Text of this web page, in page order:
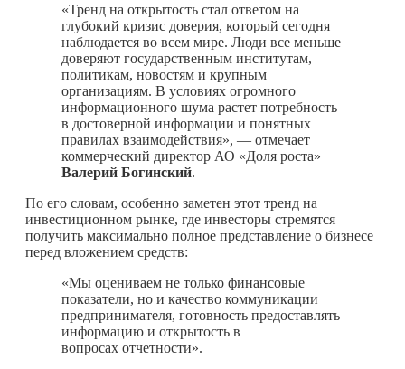
«Тренд на открытость стал ответом на
глубокий кризис доверия, который сегодня
наблюдается во всем мире. Люди все меньше
доверяют государственным институтам,
политикам, новостям и крупным
организациям. В условиях огромного
информационного шума растет потребность
в достоверной информации и понятных
правилах взаимодействия», — отмечает
коммерческий директор АО «Доля роста»
Валерий Богинский.
По его словам, особенно заметен этот тренд на
инвестиционном рынке, где инвесторы стремятся
получить максимально полное представление о бизнесе
перед вложением средств:
«Мы оцениваем не только финансовые
показатели, но и качество коммуникации
предпринимателя, готовность предоставлять
информацию и открытость в
вопросах отчетности».